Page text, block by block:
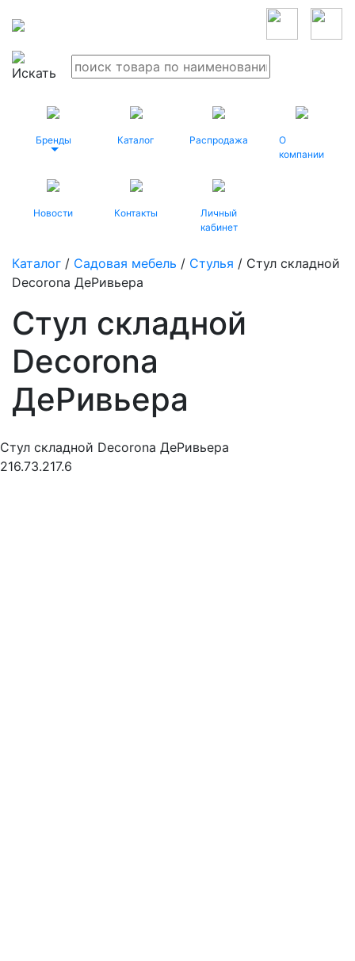
Бренды Каталог Распродажа
О
компании
Новости Контакты
Личный
кабинет
Каталог / Садовая мебель / Стулья / Стул складной
Decorona ДеРивьера
Стул складной
Decorona
ДеРивьера
Стул складной Decorona ДеРивьера
216.73.217.6